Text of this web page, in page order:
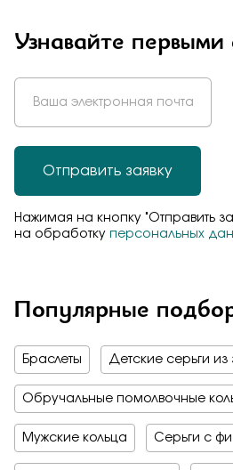
Узнавайте
Отправить заявку
Нажимая на кнопку "Отправить
на обработку персональных
Популярные
Браслеты Детские серьги из
Обручальные помолвочные
Мужские кольца Серьги с